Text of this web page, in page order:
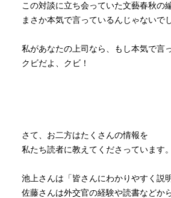
この対談に立ち会っていた文藝春秋の
まさか本気で言っているんじゃないで
私があなたの上司なら、もし本気で言
クビだよ、クビ！
さて、お二方はたくさんの情報を
私たち読者に教えてくださっています。
池上さんは「皆さんにわかりやすく説
佐藤さんは外交官の経験や読書などか